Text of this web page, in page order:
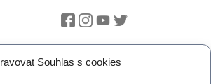
Souhlas s cookies
Facebook
Instagram
Youtube